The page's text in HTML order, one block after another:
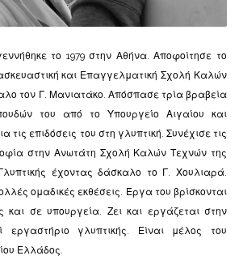
το 1979 στην Αθήνα. Αποφοίτησε το
και Επαγγελματική Σχολή Καλών
τον Γ. Μανιατάκο. Απόσπασε τρία βραβεία
του από το Υπουργείο Αιγαίου και
τις επιδόσεις του στη γλυπτική. Συνέχισε τις
στην Ανωτάτη Σχολή Καλών Τεχνών της
έχοντας δάσκαλο το Γ. Χουλιαρά.
ομαδικές εκθέσεις. Έργα του βρίσκονται
και σε υπουργεία. Ζει και εργάζεται στην
εργαστήριο γλυπτικής. Είναι μέλος του
Ελλάδος.